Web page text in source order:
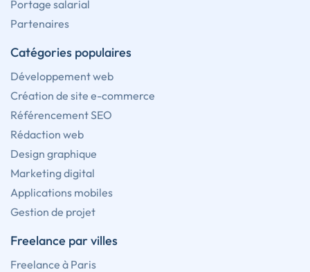
Portage salarial
Partenaires
Catégories populaires
Développement web
Création de site e-commerce
Référencement SEO
Rédaction web
Design graphique
Marketing digital
Applications mobiles
Gestion de projet
Freelance par villes
Freelance à Paris